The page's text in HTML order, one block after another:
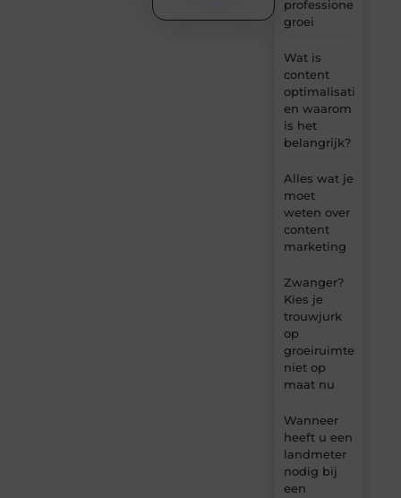
professionele
groei
Wat is
content
optimalisatie
en waarom
is het
belangrijk?
Alles wat je
moet
weten over
content
marketing
Zwanger?
Kies je
trouwjurk
op
groeiruimte,
niet op
maat nu
Wanneer
heeft u een
landmeter
nodig bij
een